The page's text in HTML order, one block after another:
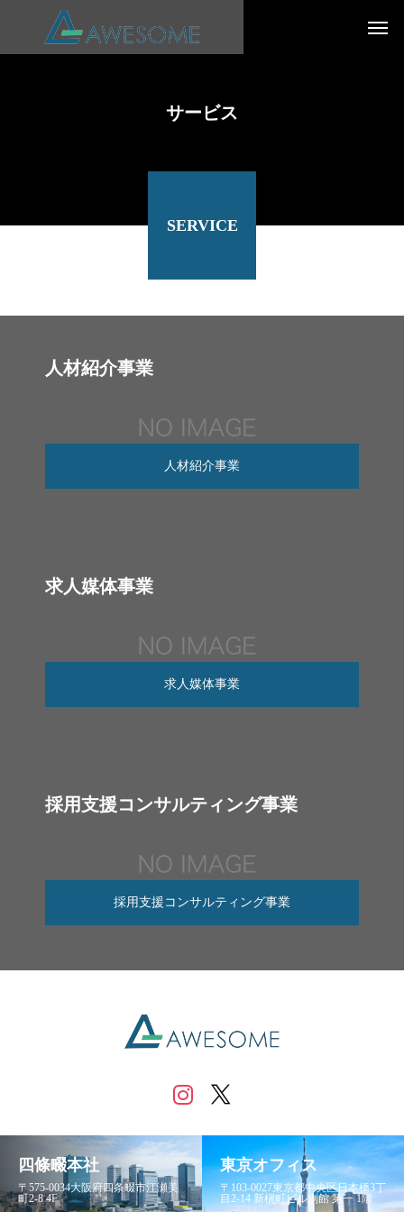
サービス
SERVICE
人材紹介事業
人材紹介事業
求人媒体事業
求人媒体事業
採用支援コンサルティング事業
採用支援コンサルティング事業
四條畷本社
〒575-0034大阪府四条畷市江瀬美
町2-8 4F
東京オフィス
〒103-0027東京都中央区日本橋3丁
目2-14 新槇町ビル別館 第一 1階